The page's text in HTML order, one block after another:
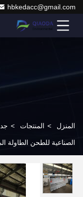
hbkedacc@gmail.com
المنزل > المنتجات >
الصناعية للطحن الطاولة